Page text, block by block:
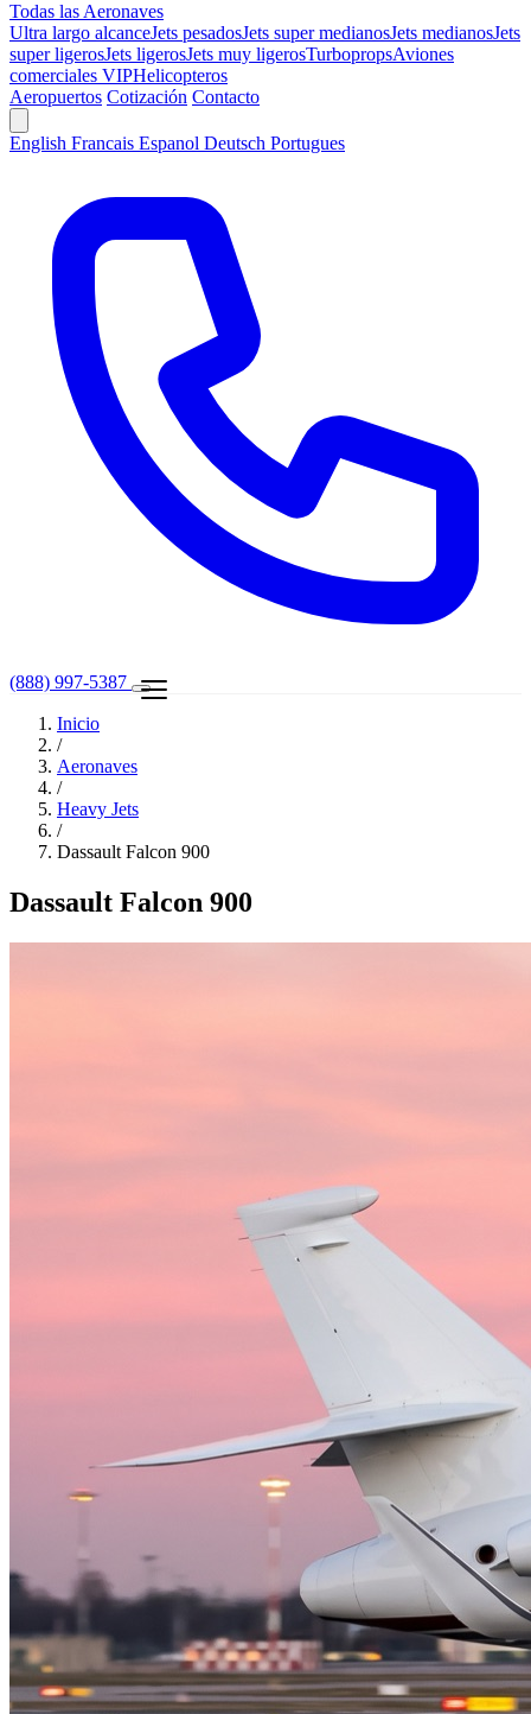
Todas las Aeronaves
Ultra largo alcanceJets pesadosJets super medianosJets medianosJets
super ligerosJets ligerosJets muy ligerosTurbopropsAviones
comerciales VIPHelicopteros
Aeropuertos Cotización Contacto
English Francais Espanol Deutsch Portugues
(888) 997-5387
Inicio
/
Aeronaves
/
Heavy Jets
/
Dassault Falcon 900
Dassault Falcon 900